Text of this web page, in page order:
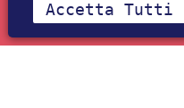
RICHIEDI
Operiamo in Tutto
Accetta Tutti